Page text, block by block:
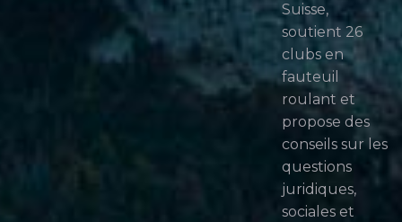
Suisse,
soutient 26
clubs en
fauteuil
roulant et
propose des
conseils sur les
questions
juridiques,
sociales et